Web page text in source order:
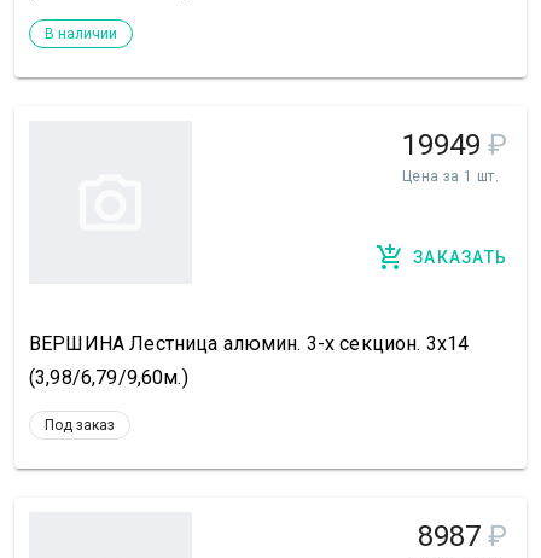
В наличии
19949 ₽
Цена за 1 шт.
ЗАКАЗАТЬ
ВЕРШИНА Лестница алюмин. 3-х секцион. 3х14
(3,98/6,79/9,60м.)
Под заказ
8987 ₽